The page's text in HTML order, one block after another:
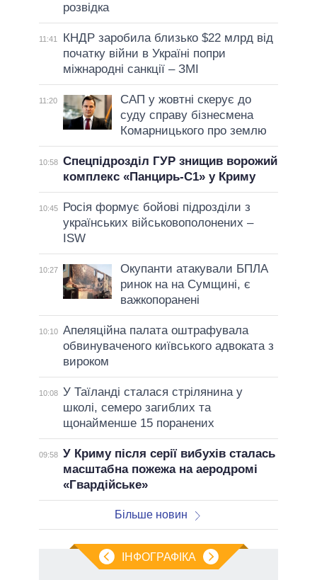
розвідка
11:41
КНДР заробила близько $22 млрд від
початку війни в Україні попри
міжнародні санкції – ЗМІ
11:20
САП у жовтні скерує до
суду справу бізнесмена
Комарницького про землю
10:58 Спецпідрозділ ГУР знищив ворожий
комплекс «Панцирь-С1» у Криму
10:45
Росія формує бойові підрозділи з
українських військовополонених –
ISW
10:27
Окупанти атакували БПЛА
ринок на на Сумщині, є
важкопоранені
10:10 Апеляційна палата оштрафувала
обвинуваченого київського адвоката з
вироком
10:08 У Таїланді сталася стрілянина у
школі, семеро загиблих та
щонайменше 15 поранених
09:58 У Криму після серії вибухів сталась
масштабна пожежа на аеродромі
«Гвардійське»
Більше новин
ІНФОГРАФІКА